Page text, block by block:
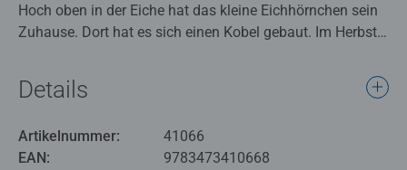
Hoch oben in der Eiche hat das kleine Eichhörnchen sein
Zuhause. Dort hat es sich einen Kobel gebaut. Im Herbst
dabei dem Igel und der Waldmaus. Im Winter, wenn der
Schnee fällt, kuschelt es sich in sein warmes Nest. Eine
kleine Naturentdecker.
Details
Artikelnummer:
41066
EAN:
9783473410668